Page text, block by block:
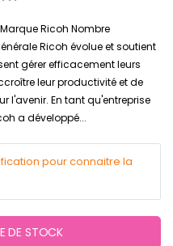
Ricoh Nombre
Ricoh évolue et soutient
gérer efficacement leurs
leur productivité et de
l'avenir. En tant qu'entreprise
a développé...
pour connaitre la
DE STOCK